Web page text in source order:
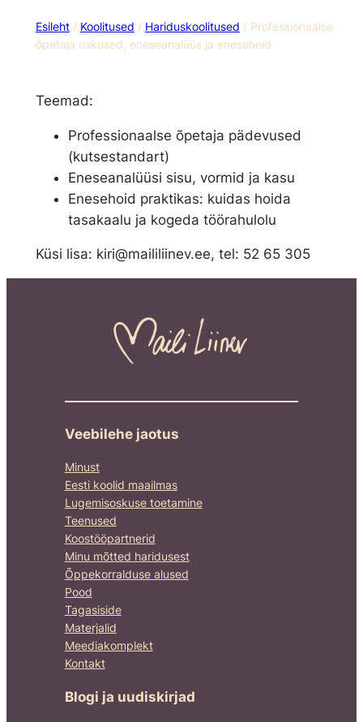
Esileht/ Koolitused / Hariduskoolitused / Professionaalse
õpetaja oskused, eneseanalüüs ja enesehoid
Teemad:
Professionaalse õpetaja pädevused
(kutsestandart)
Eneseanalüüsi sisu, vormid ja kasu
Enesehoid praktikas: kuidas hoida
tasakaalu ja kogeda töörahulolu
Küsi lisa: kiri@maililiinev.ee, tel: 52 65 305
Veebilehe jaotus
Minust
Eesti koolid maailmas
Lugemisoskuse toetamine
Teenused
Koostööpartnerid
Minu mõtted haridusest
Õppekorralduse alused
Pood
Tagasiside
Materjalid
Meediakomplekt
Kontakt
Blogi ja uudiskirjad